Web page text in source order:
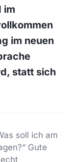
im
im neuen
statt sich
soll ich am
Gute